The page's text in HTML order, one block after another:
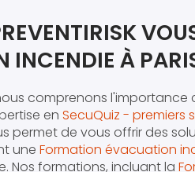
INCENDIE À
comprenons l'importance
en SecuQuiz - premiers
permet de vous offrir des
une Formation évacuation
Nos formations, incluant la